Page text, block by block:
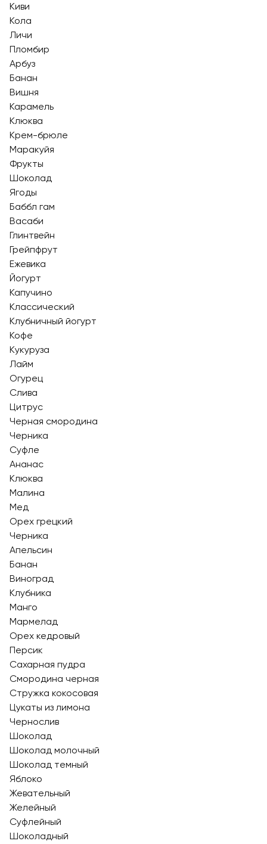
Киви
Кола
Личи
Пломбир
Арбуз
Банан
Вишня
Карамель
Клюква
Крем-брюле
Маракуйя
Фрукты
Шоколад
Ягоды
Баббл гам
Васаби
Глинтвейн
Грейпфрут
Ежевика
Йогурт
Капучино
Классический
Клубничный йогурт
Кофе
Кукуруза
Лайм
Огурец
Слива
Цитрус
Черная смородина
Черника
Суфле
Ананас
Клюква
Малина
Мед
Орех грецкий
Черника
Апельсин
Банан
Виноград
Клубника
Манго
Мармелад
Орех кедровый
Персик
Сахарная пудра
Смородина черная
Стружка кокосовая
Цукаты из лимона
Чернослив
Шоколад
Шоколад молочный
Шоколад темный
Яблоко
Жевательный
Желейный
Суфлейный
Шоколадный